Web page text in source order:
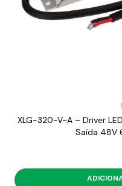
XLG-320-V-A – Driver
Saída 48V